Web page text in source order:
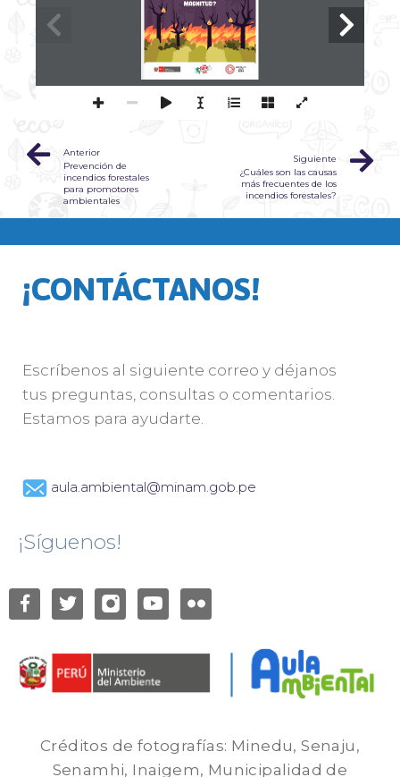
Anterior
Prevención de
incendios forestales
para promotores
ambientales
Siguiente
¿Cuáles son las causas
más frecuentes de los
incendios forestales?
¡CONTÁCTANOS!
Escríbenos al siguiente correo y déjanos
tus preguntas, consultas o comentarios.
Estamos para ayudarte.
aula.ambiental@minam.gob.pe
¡Síguenos!
Créditos de fotografías: Minedu, Senaju,
Senamhi, Inaigem, Municipalidad de